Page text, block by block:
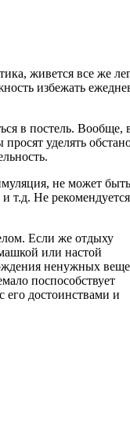
живется все же
избежать
в постель. Вообще,
уделять
не может быть
т.д. Не рекомендуется
Если же отдыху
или настой
ненужных
поспособствует
его достоинствами и